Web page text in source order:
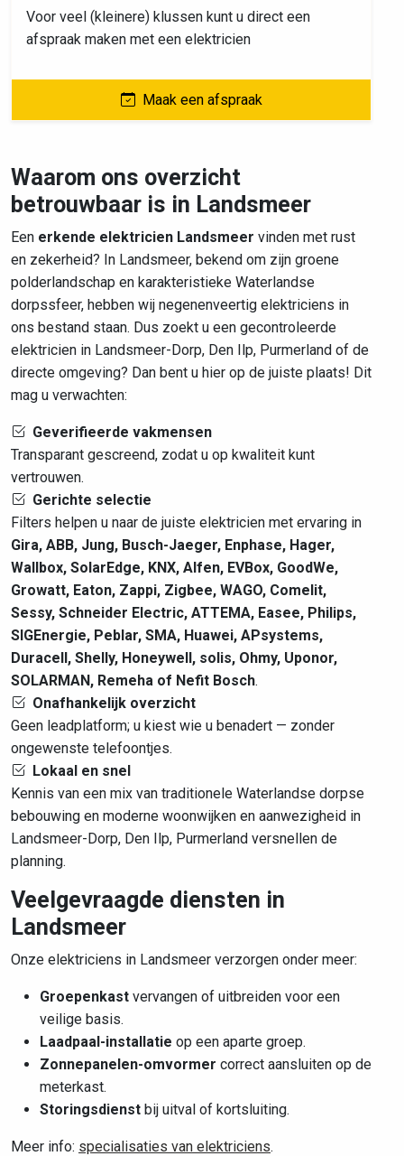
Voor veel (kleinere) klussen kunt u direct een
afspraak maken met een elektricien
Maak een afspraak
Waarom ons overzicht
betrouwbaar is in Landsmeer
Een erkende elektricien Landsmeer vinden met rust
en zekerheid? In Landsmeer, bekend om zijn groene
polderlandschap en karakteristieke Waterlandse
dorpssfeer, hebben wij negenenveertig elektriciens in
ons bestand staan. Dus zoekt u een gecontroleerde
elektricien in Landsmeer-Dorp, Den Ilp, Purmerland of de
directe omgeving? Dan bent u hier op de juiste plaats! Dit
mag u verwachten:
Geverifieerde vakmensen
Transparant gescreend, zodat u op kwaliteit kunt
vertrouwen.
Gerichte selectie
Filters helpen u naar de juiste elektricien met ervaring in
Gira, ABB, Jung, Busch-Jaeger, Enphase, Hager,
Wallbox, SolarEdge, KNX, Alfen, EVBox, GoodWe,
Growatt, Eaton, Zappi, Zigbee, WAGO, Comelit,
Sessy, Schneider Electric, ATTEMA, Easee, Philips,
SIGEnergie, Peblar, SMA, Huawei, APsystems,
Duracell, Shelly, Honeywell, solis, Ohmy, Uponor,
SOLARMAN, Remeha of Nefit Bosch.
Onafhankelijk overzicht
Geen leadplatform; u kiest wie u benadert — zonder
ongewenste telefoontjes.
Lokaal en snel
Kennis van een mix van traditionele Waterlandse dorpse
bebouwing en moderne woonwijken en aanwezigheid in
Landsmeer-Dorp, Den Ilp, Purmerland versnellen de
planning.
Veelgevraagde diensten in
Landsmeer
Onze elektriciens in Landsmeer verzorgen onder meer:
Groepenkast vervangen of uitbreiden voor een
veilige basis.
Laadpaal-installatie op een aparte groep.
Zonnepanelen-omvormer correct aansluiten op de
meterkast.
Storingsdienst bij uitval of kortsluiting.
Meer info: specialisaties van elektriciens.